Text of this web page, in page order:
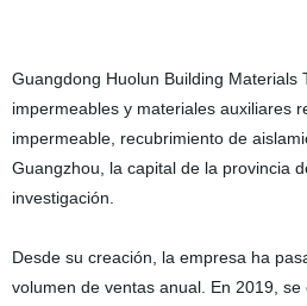
Guangdong Huolun Building
impermeables y materiales auxiliares
impermeable, recubrimiento de
Guangzhou, la capital de la provincia
investigación.
Desde su creación, la empresa ha
volumen de ventas anual. En 2019,